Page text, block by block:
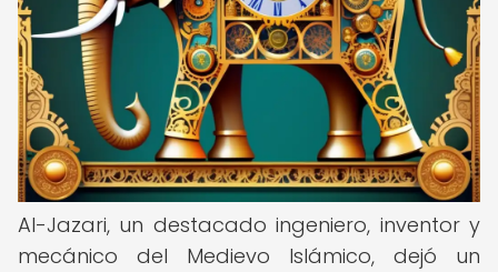
Al-Jazari, un destacado ingeniero, inventor y
mecánico del Medievo Islámico, dejó un